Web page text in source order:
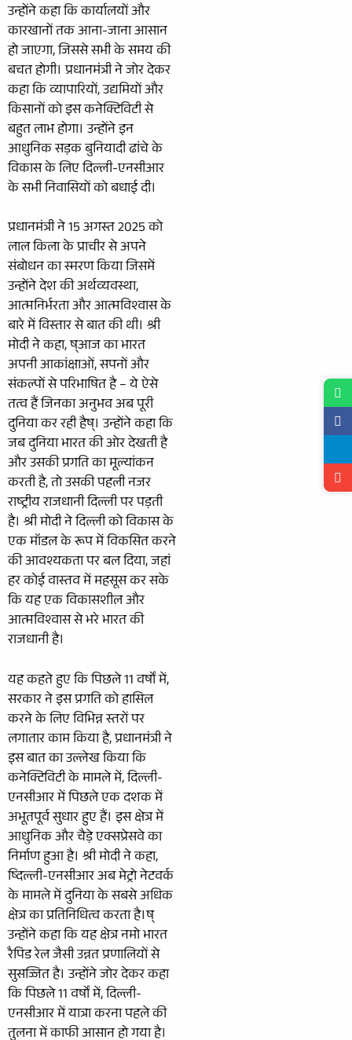
उन्होंने कहा कि कार्यालयों और
कारखानों तक आना-जाना आसान
हो जाएगा, जिससे सभी के समय की
बचत होगी। प्रधानमंत्री ने जोर देकर
कहा कि व्यापारियों, उद्यमियों और
किसानों को इस कनेक्टिविटी से
बहुत लाभ होगा। उन्होंने इन
आधुनिक सड़क बुनियादी ढांचे के
विकास के लिए दिल्ली-एनसीआर
के सभी निवासियों को बधाई दी।
प्रधानमंत्री ने 15 अगस्त 2025 को
लाल किला के प्राचीर से अपने
संबोधन का स्मरण किया जिसमें
उन्होंने देश की अर्थव्यवस्था,
आत्मनिर्भरता और आत्मविश्वास के
बारे में विस्तार से बात की थी। श्री
मोदी ने कहा, ष्आज का भारत
अपनी आकांक्षाओं, सपनों और
संकल्पों से परिभाषित है – ये ऐसे
तत्व हैं जिनका अनुभव अब पूरी
दुनिया कर रही हैष्। उन्होंने कहा कि
जब दुनिया भारत की ओर देखती है
और उसकी प्रगति का मूल्यांकन
करती है, तो उसकी पहली नजर
राष्ट्रीय राजधानी दिल्ली पर पड़ती
है। श्री मोदी ने दिल्ली को विकास के
एक मॉडल के रूप में विकसित करने
की आवश्यकता पर बल दिया, जहां
हर कोई वास्तव में महसूस कर सके
कि यह एक विकासशील और
आत्मविश्वास से भरे भारत की
राजधानी है।
यह कहते हुए कि पिछले 11 वर्षों में,
सरकार ने इस प्रगति को हासिल
करने के लिए विभिन्न स्तरों पर
लगातार काम किया है, प्रधानमंत्री ने
इस बात का उल्लेख किया कि
कनेक्टिविटी के मामले में, दिल्ली-
एनसीआर में पिछले एक दशक में
अभूतपूर्व सुधार हुए हैं। इस क्षेत्र में
आधुनिक और चैड़े एक्सप्रेसवे का
निर्माण हुआ है। श्री मोदी ने कहा,
ष्दिल्ली-एनसीआर अब मेट्रो नेटवर्क
के मामले में दुनिया के सबसे अधिक
क्षेत्र का प्रतिनिधित्व करता है।ष्
उन्होंने कहा कि यह क्षेत्र नमो भारत
रैपिड रेल जैसी उन्नत प्रणालियों से
सुसज्जित है। उन्होंने जोर देकर कहा
कि पिछले 11 वर्षों में, दिल्ली-
एनसीआर में यात्रा करना पहले की
तुलना में काफी आसान हो गया है।